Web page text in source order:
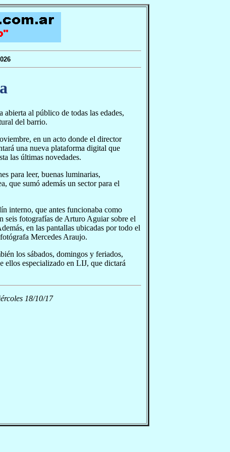
al público de todas las edades,
del barrio.
en un acto donde el director
una nueva plataforma digital que
las últimas novedades.
para leer, buenas luminarias,
que sumó además un sector para el
interno, que antes funcionaba como
seis fotografías de Arturo Aguiar sobre el
en las pantallas ubicadas por todo el
Mercedes Araujo.
los sábados, domingos y feriados,
ellos especializado en LIJ, que dictará
18/10/17